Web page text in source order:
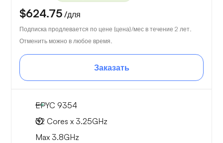
$624.75 /для
Подписка продлевается по цене {цена}/мес в течение 2 лет.
Отменить можно в любое время.
Заказать
EPYC 9354
32 Cores x 3.25GHz
Max 3.8GHz